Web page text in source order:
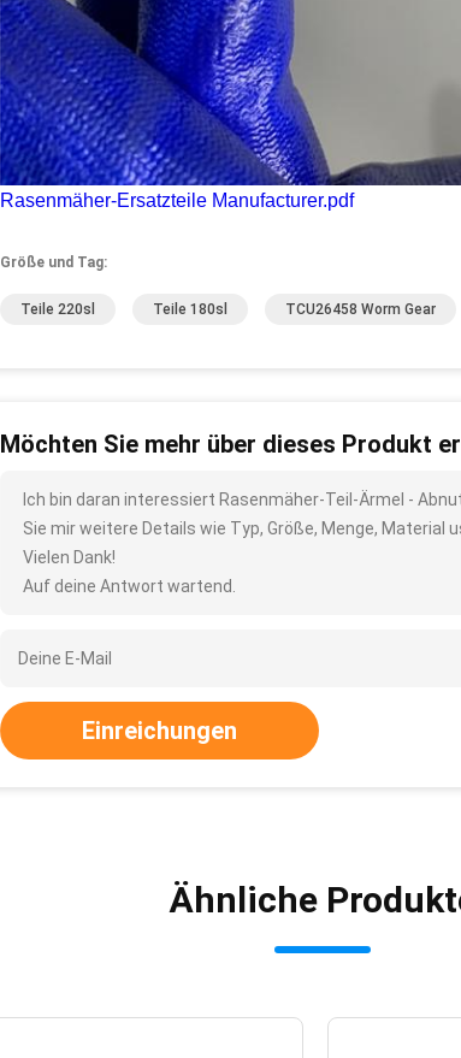
Rasenmäher-Ersatzteile Manufacturer.pdf
Größe und Tag:
Teile 220sl Teile 180sl TCU26458 Worm Gear
Möchten Sie mehr über dieses Produkt
Ich bin daran interessiert Rasenmäher-Teil-Ärmel -
Sie mir weitere Details wie Typ, Größe, Menge, Material
Vielen Dank!
Auf deine Antwort wartend.
Einreichungen
Ähnliche